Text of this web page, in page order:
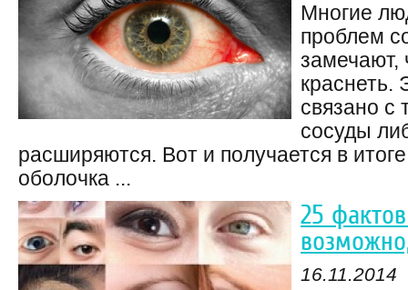
Многие
проблем
замечают,
краснеть.
связано с
сосуды
расширяются. Вот и получается в
оболочка ...
25
16.11.2014